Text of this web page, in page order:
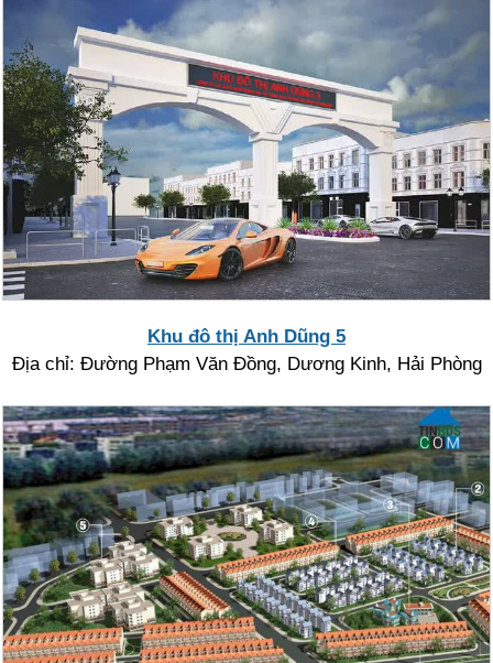
Khu đô thị Anh Dũng 5
Địa chỉ: Đường Phạm Văn Đồng, Dương Kinh, Hải Phòng